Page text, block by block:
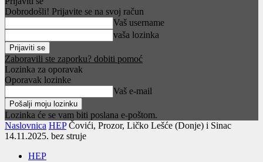
Dobrodošli! Prijavite se na svoj račun
Vaš username
vaša lozinka
Zaboravili ste zaporku? dobiti pomoć
Lozinka za oporavak
Oporavak lozinke
Vaš e-mail
Lozinka će se vam biti poslana e-poštom.
Naslovnica HEP Čovići, Prozor, Ličko Lešće (Donje) i Sinac
14.11.2025. bez struje
HEP